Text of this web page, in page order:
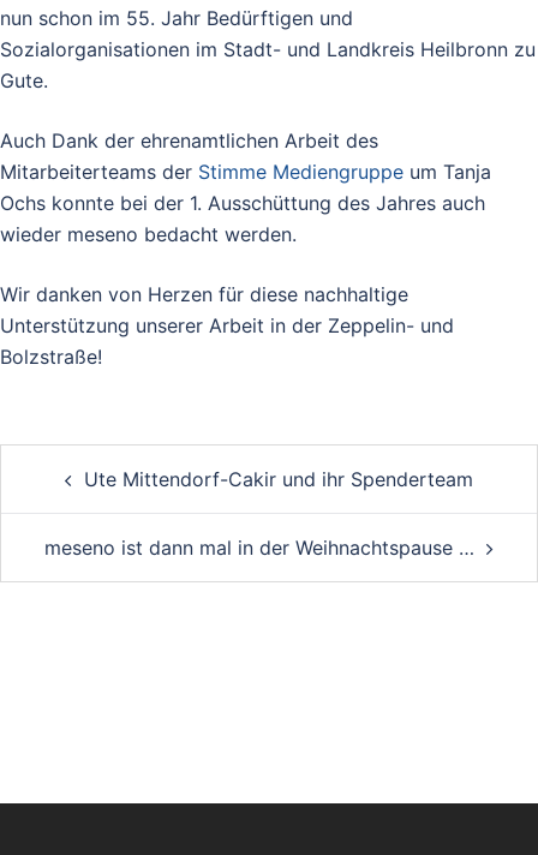
nun schon im 55. Jahr Bedürftigen und
Sozialorganisationen im Stadt- und Landkreis Heilbronn zu
Gute.
Auch Dank der ehrenamtlichen Arbeit des
Mitarbeiterteams der Stimme Mediengruppe um Tanja
Ochs konnte bei der 1. Ausschüttung des Jahres auch
wieder meseno bedacht werden.
Wir danken von Herzen für diese nachhaltige
Unterstützung unserer Arbeit in der Zeppelin- und
Bolzstraße!
navigationUte Mittendorf-Cakir und ihr Spenderteam
meseno ist dann mal in der Weihnachtspause …